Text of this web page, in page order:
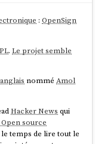
:OpenSign
.Le projet semble
anglais nomméAmol
Hacker News qui
source
temps de lire tout le